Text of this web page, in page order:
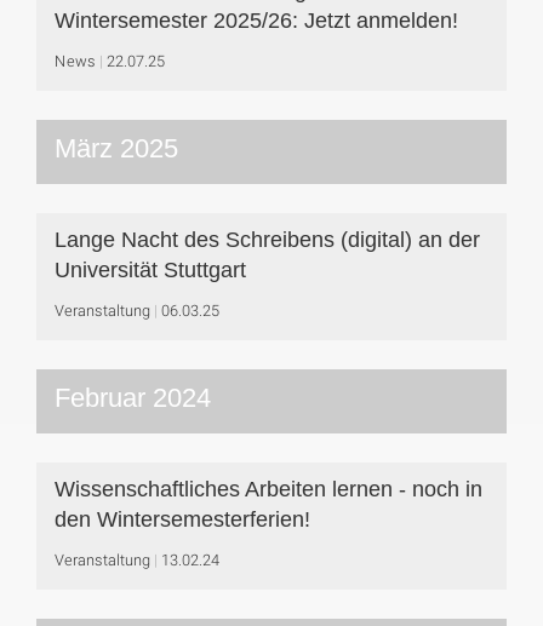
Wintersemester 2025/26: Jetzt anmelden!
News 22.07.25
März 2025
Lange Nacht des Schreibens (digital) an der
Universität Stuttgart
Veranstaltung 06.03.25
Februar 2024
Wissenschaftliches Arbeiten lernen - noch in
den Wintersemesterferien!
Veranstaltung 13.02.24